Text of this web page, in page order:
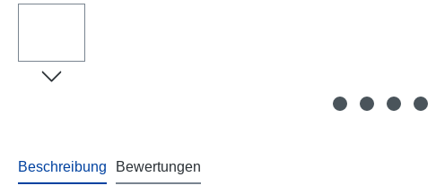
Beschreibung Bewertungen